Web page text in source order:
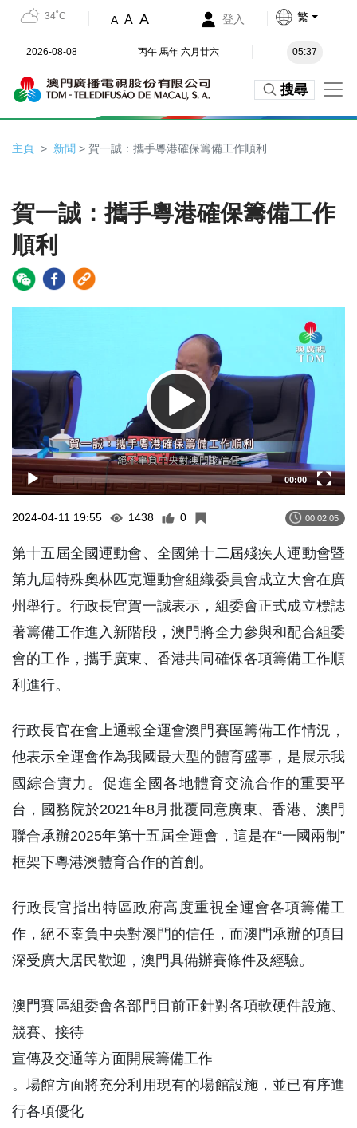
34˚C A A A 登入 繁
2026-08-08 丙午 馬年 六月廿六 05:37
搜尋
主頁 新聞 > 賀一誠：攜手粵港確保籌備工作順利
賀一誠：攜手粵港確保籌備工作
順利
00:00
2024-04-11 19:55 1438 0 00:02:05
第十五屆全國運動會、全國第十二屆殘疾人運動會暨
第九屆特殊奧林匹克運動會組織委員會成立大會在廣
州舉行。行政長官賀一誠表示，組委會正式成立標誌
著籌備工作進入新階段，澳門將全力參與和配合組委
會的工作，攜手廣東、香港共同確保各項籌備工作順
利進行。
行政長官在會上通報全運會澳門賽區籌備工作情況，
他表示全運會作為我國最大型的體育盛事，是展示我
國綜合實力。促進全國各地體育交流合作的重要平
台，國務院於2021年8月批覆同意廣東、香港、澳門
聯合承辦2025年第十五屆全運會，這是在“一國兩制”
框架下粵港澳體育合作的首創。
行政長官指出特區政府高度重視全運會各項籌備工
作，絕不辜負中央對澳門的信任，而澳門承辦的項目
深受廣大居民歡迎，澳門具備辦賽條件及經驗。
澳門賽區組委會各部門目前正針對各項軟硬件設施、
競賽、接待
宣傳及交通等方面開展籌備工作
。場館方面將充分利用現有的場館設施，並已有序進
行各項優化